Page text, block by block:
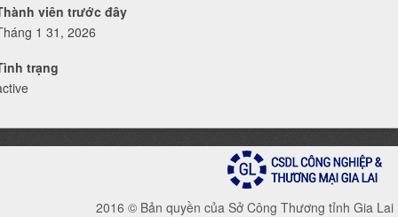
viên trước đây
1 31, 2026
trạng
2016 © Bản quyền của Sở Công Thương tỉnh Gia Lai